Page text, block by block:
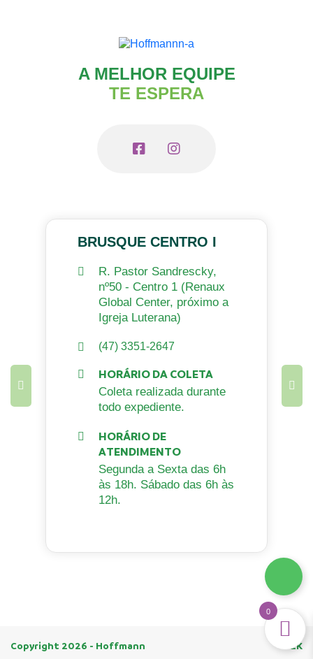
A MELHOR EQUIPE
TE ESPERA
BRUSQUE CENTRO I
R. Pastor Sandrescky,
nº50 - Centro 1 (Renaux
Global Center, próximo a
Igreja Luterana)
(47) 3351-2647
HORÁRIO DA COLETA
Coleta realizada durante
todo expediente.
HORÁRIO DE
ATENDIMENTO
Segunda a Sexta das 6h
às 18h. Sábado das 6h às
12h.
Copyright 2026 - Hoffmann H2K
0